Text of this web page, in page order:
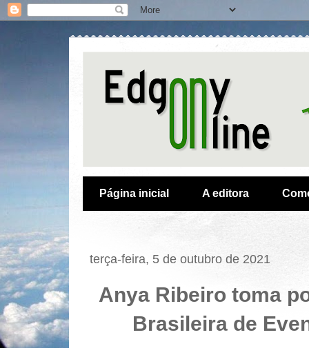
Página inicial A editora
terça-feira, 5 de outubro de 2021
Anya Ribeiro toma
Brasileira de